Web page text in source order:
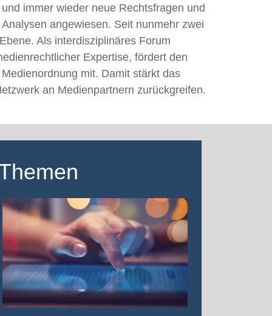
immer wieder neue Rechtsfragen und
angewiesen. Seit nunmehr zwei
Als interdisziplinäres Forum
Expertise, fördert den
mit. Damit stärkt das
an Medienpartnern zurückgreifen.